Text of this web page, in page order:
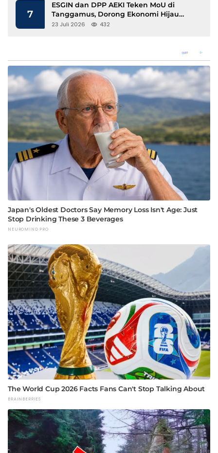
7
ESGIN dan DPP AEKI Teken MoU di
Tanggamus, Dorong Ekonomi Hijau
Berbasis Kopi dan Perdagangan Karbon
23 Juli 2026 432